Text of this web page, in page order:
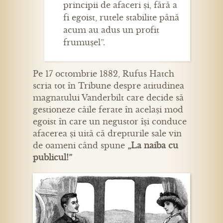
principii de afaceri și, fără a
fi egoist, rutele stabilite până
acum au adus un profit
frumușel”.
Pe 17 octombrie 1882, Rufus Hatch
scria tot în Tribune despre atitudinea
magnatului Vanderbilt care decide să
gestioneze căile ferate în același mod
egoist în care un negustor își conduce
afacerea și uită că drepturile sale vin
de oameni când spune „La naiba cu
publicul!”